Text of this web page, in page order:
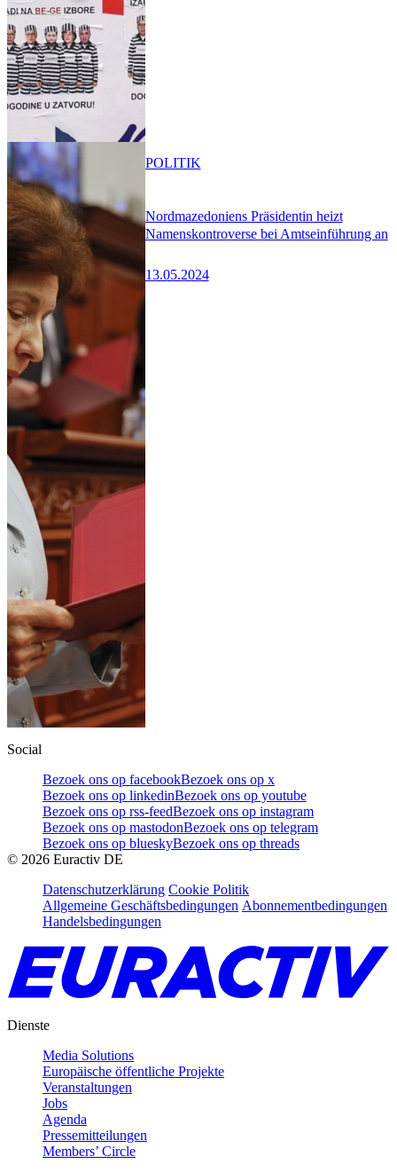
Nordmazedoniens Präsidentin heizt
Namenskontroverse bei Amtseinführung an
13.05.2024
POLITIK
Social
Bezoek ons op facebookBezoek ons op x
Bezoek ons op linkedinBezoek ons op youtube
Bezoek ons op rss-feedBezoek ons op instagram
Bezoek ons op mastodonBezoek ons op telegram
Bezoek ons op blueskyBezoek ons op threads
© 2026 Euractiv DE
Datenschutzerklärung Cookie Politik
Allgemeine Geschäftsbedingungen Abonnementbedingungen
Handelsbedingungen
Dienste
Media Solutions
Europäische öffentliche Projekte
Veranstaltungen
Jobs
Agenda
Pressemitteilungen
Members’ Circle